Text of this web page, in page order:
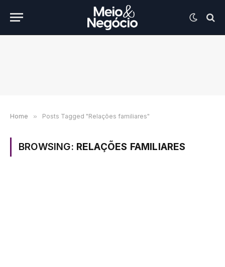
Home » Posts Tagged "Relações familiares"
BROWSING: RELAÇÕES FAMILIARES